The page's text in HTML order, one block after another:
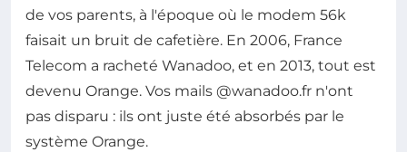
de vos parents, à l'époque où le modem 56k
faisait un bruit de cafetière. En 2006, France
Telecom a racheté Wanadoo, et en 2013, tout est
devenu Orange. Vos mails @wanadoo.fr n'ont
pas disparu : ils ont juste été absorbés par le
système Orange.